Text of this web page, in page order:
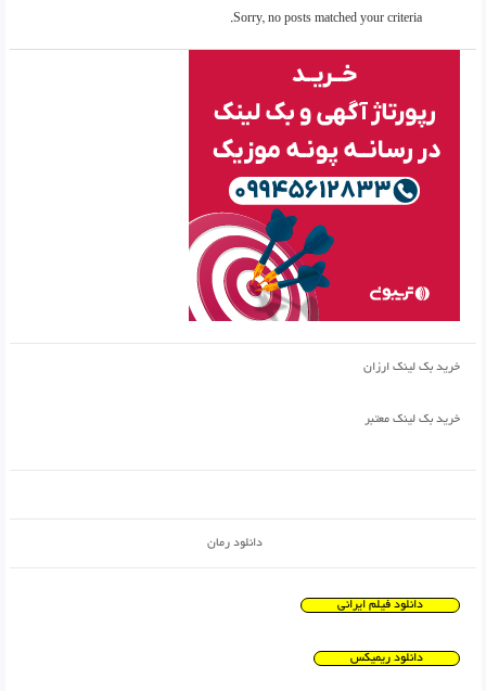
Sorry, no posts matched your criteria.
خرید بک لینک ارزان
خرید بک لینک معتبر
دانلود رمان
دانلود فیلم ایرانی
دانلود ریمیکس